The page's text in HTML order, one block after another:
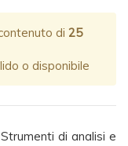
di 25
o disponibile
di analisi e